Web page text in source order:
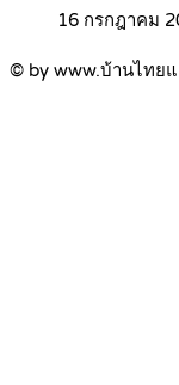
16 กรกฎาคม
© by www.บ้านไทย